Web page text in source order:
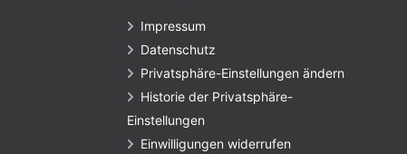
Impressum
Datenschutz
Privatsphäre-Einstellungen ändern
Historie der Privatsphäre-
Einstellungen
Einwilligungen widerrufen